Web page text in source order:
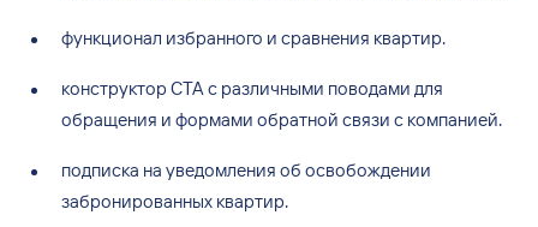
функционал избранного и сравнения квартир.
конструктор CTA с различными поводами для
обращения и формами обратной связи с компанией.
подписка на уведомления об освобождении
забронированных квартир.